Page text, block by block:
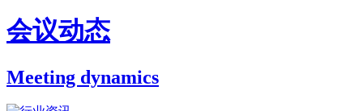
会议动态
Meeting dynamics